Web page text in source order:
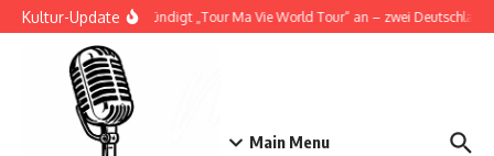
Zum Inhalt springen
Kultur-UpdateDoja Cat kündigt „Tour Ma Vie World Tour“ an – zwei
Main Menu